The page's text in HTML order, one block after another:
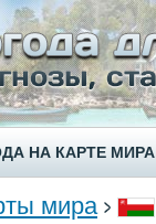
НА КАРТЕ МИРА
мира